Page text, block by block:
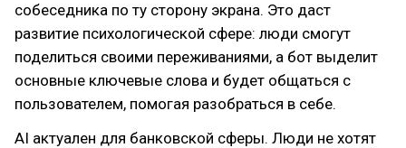
собеседника по ту сторону экрана. Это даст
развитие психологической сфере: люди смогут
поделиться своими переживаниями, а бот выделит
основные ключевые слова и будет общаться с
пользователем, помогая разобраться в себе.
AI актуален для банковской сферы. Люди не хотят